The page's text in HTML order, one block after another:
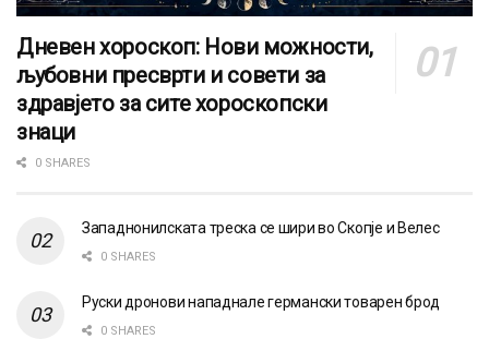
Дневен хороскоп: Нови можности,
љубовни пресврти и совети за
здравјето за сите хороскопски
знаци
0 SHARES
Западнонилската треска се шири во Скопје и Велес
0 SHARES
Руски дронови нападнале германски товарен брод
0 SHARES